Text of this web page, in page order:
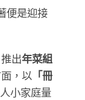
便是迎接
推出年菜組
，以 「冊
小家庭量